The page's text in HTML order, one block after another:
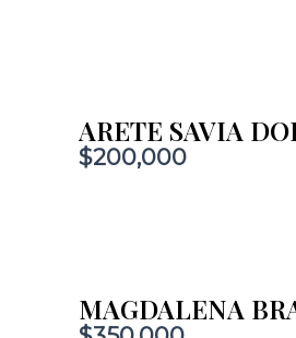
ARETE SAVIA
$200,000
MAGDALENA